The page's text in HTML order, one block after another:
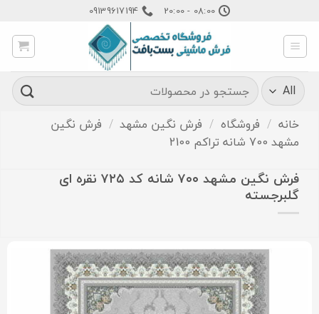
content
08:00 - 20:00
09139617194
جستجو
برای:
خانه / فروشگاه / فرش نگین مشهد / فرش نگین
مشهد 700 شانه تراکم 2100
فرش نگین مشهد ۷۰۰ شانه کد ۷۲۵ نقره ای
گلبرجسته